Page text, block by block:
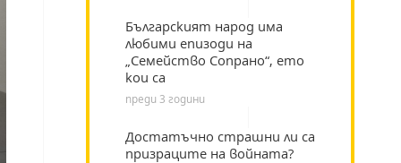
Българският народ има
любими епизоди на
„Семейство Сопрано“, ето
кои са
преди 3 години
Достатъчно страшни ли са
призраците на войната?